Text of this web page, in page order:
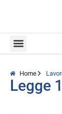
Home
Legge